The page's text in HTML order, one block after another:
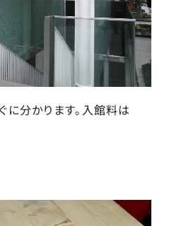
分かります。入館料は